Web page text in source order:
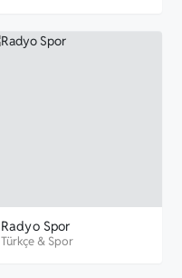
Radyo Spor
Türkçe& Spor